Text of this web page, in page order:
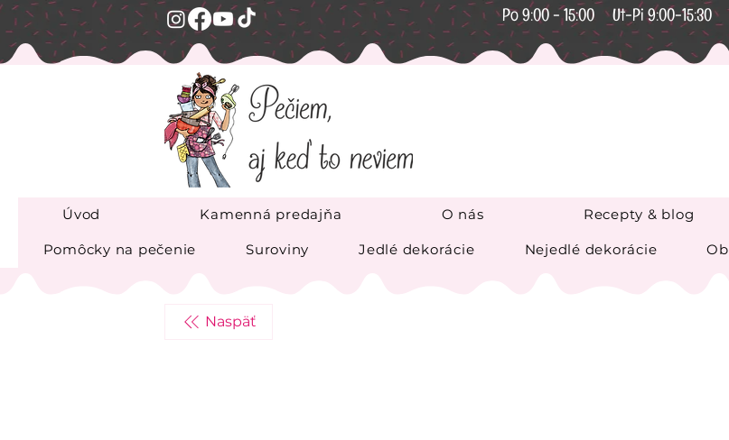
Po 9:00 - 15:00 Ut-Pi 9:00-15:30
Úvod Kamenná predajňa O nás Recepty & blog
Pomôcky na pečenie Suroviny Jedlé dekorácie Nejedlé dekorácie
Naspäť